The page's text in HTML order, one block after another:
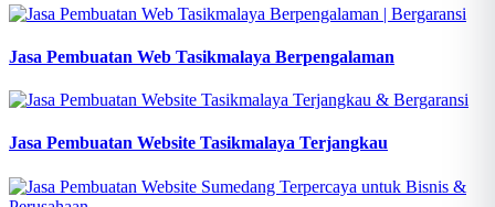
Jasa Pembuatan Web Tasikmalaya Berpengalaman
Jasa Pembuatan Website Tasikmalaya Terjangkau